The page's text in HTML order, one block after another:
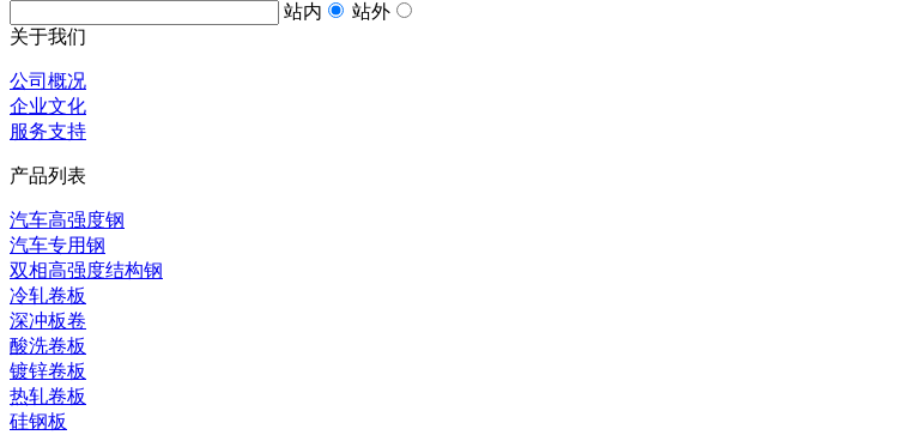
站内
站外
关于我们
公司概况
企业文化
服务支持
产品列表
汽车高强度钢
汽车专用钢
双相高强度结构钢
冷轧卷板
深冲板卷
酸洗卷板
镀锌卷板
热轧卷板
硅钢板